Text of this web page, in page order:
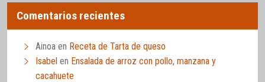
Comentarios recientes
Ainoa en Receta de Tarta de queso
Isabel en Ensalada de arroz con pollo, manzana y
cacahuete